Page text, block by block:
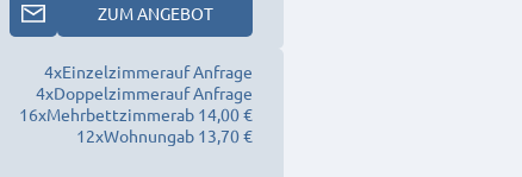
ZUM ANGEBOT
4xEinzelzimmerauf Anfrage
4xDoppelzimmerauf Anfrage
16xMehrbettzimmerab 14,00 €
12xWohnungab 13,70 €